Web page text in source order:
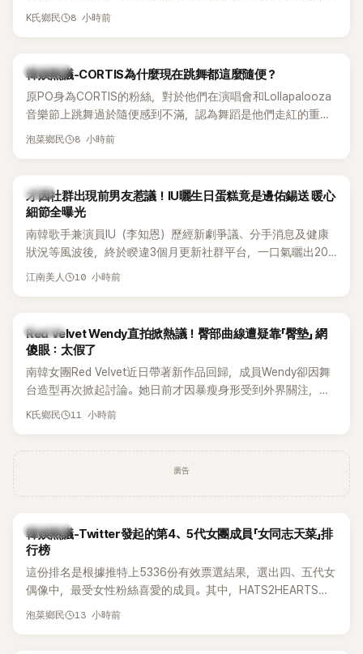
Hop風格聞名，出道後迅速累積大批海內外粉絲，近年也陸續
K氏鄉民 8 小時前
熱議討論
韓娛熱議-CORTIS為什麼現在跳舞都這麼隨便？
原PO身為CORTIS的粉絲，對於他們在演唱會和Lollapalooza
音樂節上跳舞過於隨便感到不滿，認為舞蹈是他們走紅的重要
原因，希望他們能更認真地表演。
泡菜鄉民 8 小時前
韓星
才因社群出現前男友惹議！IU曬生日蛋糕竟是邊佑錫送 暖心
細節全曝光
南韓歌手兼演員IU（李知恩）歷經新劇爭議、分手消息及健康
狀況等風波後，終於睽違3個月更新社群平台，一口氣曬出20
張近況照，讓大批粉絲又驚又喜。其中，一張生日蛋糕照意外
江南美人 10 小時前
K-POP
Red Velvet Wendy直拍掀熱議！臀部曲線遭疑靠「臀墊」 網
傻眼：太假了
南韓女團Red Velvet近日帶著新作品回歸，成員Wendy卻因舞
台造型再次掀起討論。她日前才因暴瘦身形受到外界關注，又
被質疑在舞台上使用臀墊，如今最新打歌舞台曝光後，再度因
K氏鄉民 11 小時前
廣告
熱議討論
韓娛熱議-Twitter發起的第4、5代女團成員「女同志天菜」排
行榜
這份排名是根據推特上5336份有效票選結果，選出四、五代女
偶像中，最受女性粉絲喜愛的成員。其中，HATS2HEARTS成
員包攬了前三名，展現了她們在女性社群中的高人氣。
泡菜鄉民 13 小時前